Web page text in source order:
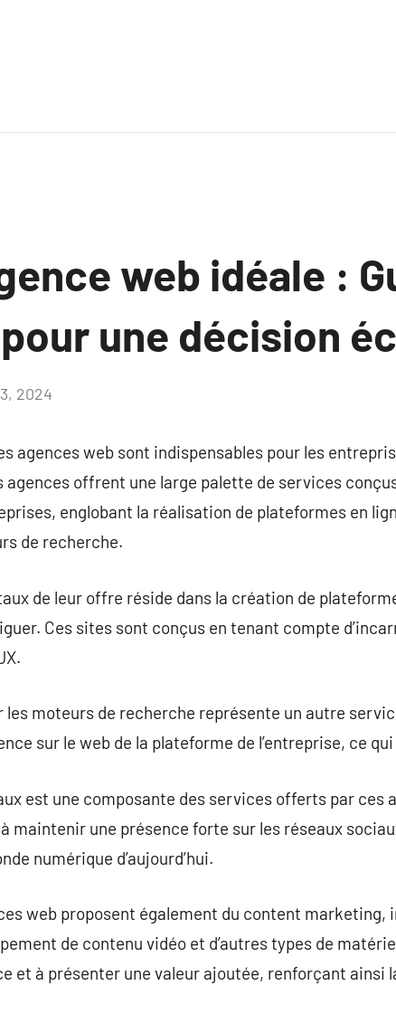
web idéale :
une décision
2024
agences web sont indispensables pour les
offrent une large palette de services
englobant la réalisation de plateformes en
de recherche.
de leur offre réside dans la création de
Ces sites sont conçus en tenant compte
les moteurs de recherche représente un autre
sur le web de la plateforme de l’entreprise, ce
est une composante des services offerts par ces
maintenir une présence forte sur les réseaux
numérique d’aujourd’hui.
web proposent également du content marketing,
de contenu vidéo et d’autres types de
et à présenter une valeur ajoutée, renforçant ainsi